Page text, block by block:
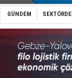
GÜNDEM